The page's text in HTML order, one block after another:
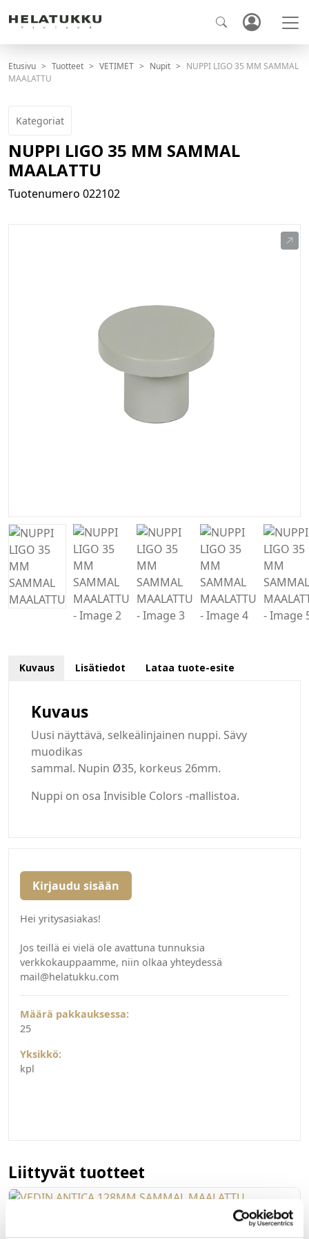
Etusivu Tuotteet VETIMET Nupit
NUPPI LIGO 35 MM SAMMAL
MAALATTU
Kategoriat
NUPPI LIGO 35 MM SAMMAL
MAALATTU
Tuotenumero 022102
Kuvaus Lisätiedot Lataa tuote-esite
Kuvaus
Uusi näyttävä, selkeälinjainen nuppi. Sävy
muodikas
sammal. Nupin Ø35, korkeus 26mm.
Nuppi on osa Invisible Colors -mallistoa.
Kirjaudu sisään
Hei yritysasiakas!
Jos teillä ei vielä ole avattuna tunnuksia
verkkokauppaamme, niin olkaa yhteydessä
mail@helatukku.com
Määrä pakkauksessa:
25
Yksikkö:
kpl
Liittyvät tuotteet
VEDIN ANTICA 128MM SAMMAL MAALATTU